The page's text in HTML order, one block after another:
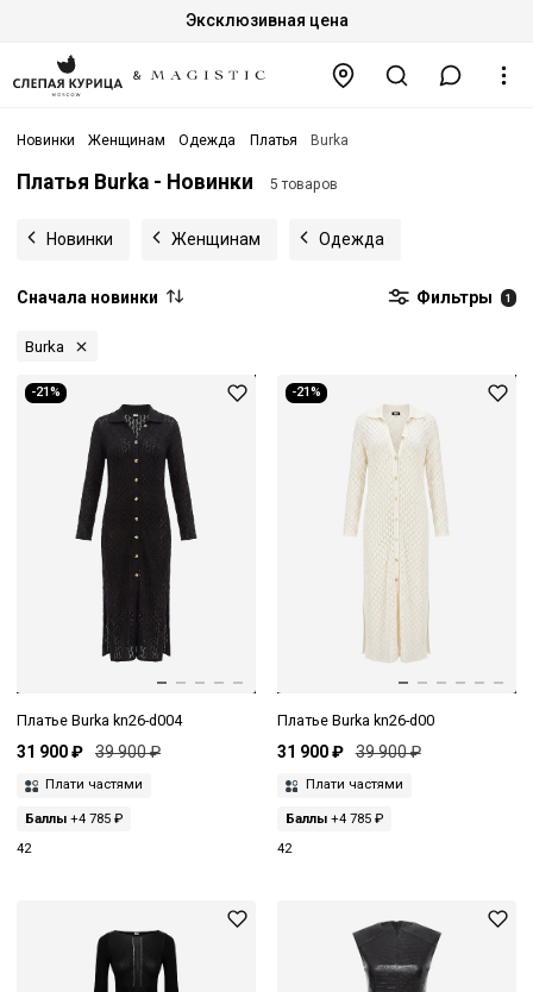
Эксклюзивная цена
Новинки Женщинам Одежда Платья Burka
Платья Burka - Новинки 5 товаров
Новинки Женщинам Одежда
Сначала новинки Фильтры 1
Burka
-21%
Платье Burka kn26-d004
31 900 ₽ 39 900 ₽
Плати частями
Баллы +4 785 ₽
42
-21%
Платье Burka kn26-d00
31 900 ₽ 39 900 ₽
Плати частями
Баллы+4 785 ₽
42